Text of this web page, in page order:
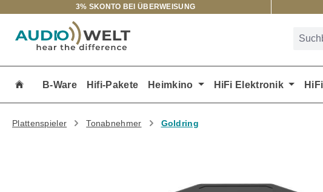
Hauptinhalt springen
Zur Suche springen
Zur Hauptnavigation springen
3% SKONTO BEI ÜBERWEISUNG
B-Ware Hifi-Pakete Heimkino HiFi Elektronik
Plattenspieler Tonabnehmer Goldring